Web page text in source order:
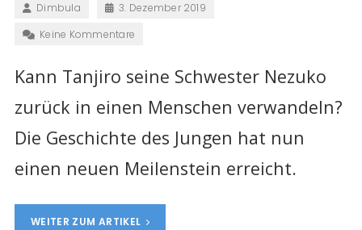
Dimbula
3. Dezember 2019
Keine Kommentare
Kann Tanjiro seine Schwester Nezuko
zurück in einen Menschen verwandeln?
Die Geschichte des Jungen hat nun
einen neuen Meilenstein erreicht.
WEITER ZUM ARTIKEL